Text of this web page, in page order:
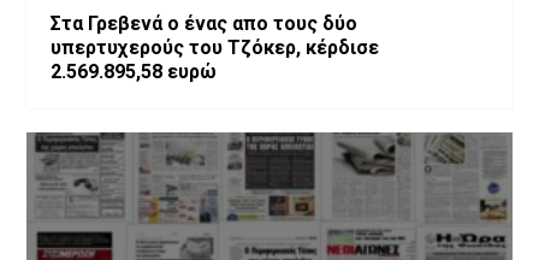
Στα Γρεβενά ο ένας απο τους δύο
υπερτυχερούς του Τζόκερ, κέρδισε
2.569.895,58 ευρώ